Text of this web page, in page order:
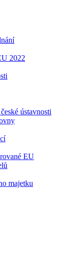
2022
ústavnosti
EU
majetku